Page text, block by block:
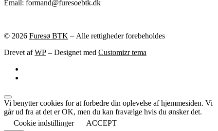
Email: formand@furesoebtk.dk
© 2026 Furesø BTK – Alle rettigheder forebeholdes
Drevet afWP – Designet med Customizr tema
Vi benytter cookies for at forbedre din oplevelse af hjemmesiden. Vi
går ud fra at det er OK, men du kan fravælge hvis du ønsker det.
Cookie indstillinger
ACCEPT